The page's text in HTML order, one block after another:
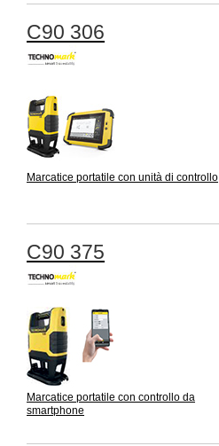
C90 306
Marcatice portatile con unità di controllo
C90 375
Marcatice portatile con controllo da
smartphone